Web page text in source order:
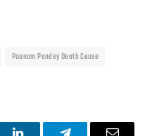
Poonam Pandey Death Cause